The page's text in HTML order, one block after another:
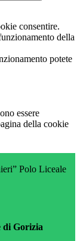
consentire.
della
potete
essere
della cookie
Polo Liceale
di Gorizia